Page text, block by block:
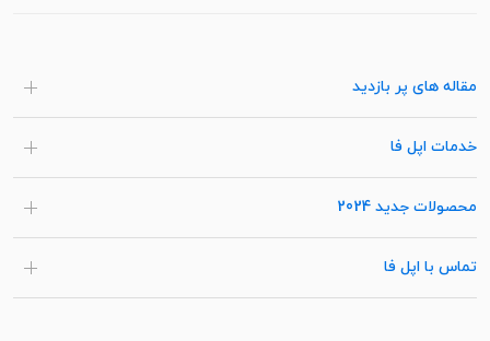
مقاله های پر بازدید
خدمات اپل فا
محصولات جدید 2024
تماس با اپل فا